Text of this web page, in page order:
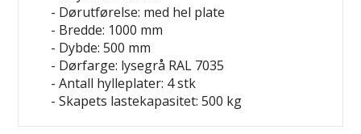
- Dørutførelse: med hel plate
- Bredde: 1000 mm
- Dybde: 500 mm
- Dørfarge: lysegrå RAL 7035
- Antall hylleplater: 4 stk
- Skapets lastekapasitet: 500 kg